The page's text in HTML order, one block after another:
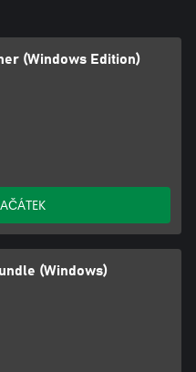
(Windows Edition)
(Windows)